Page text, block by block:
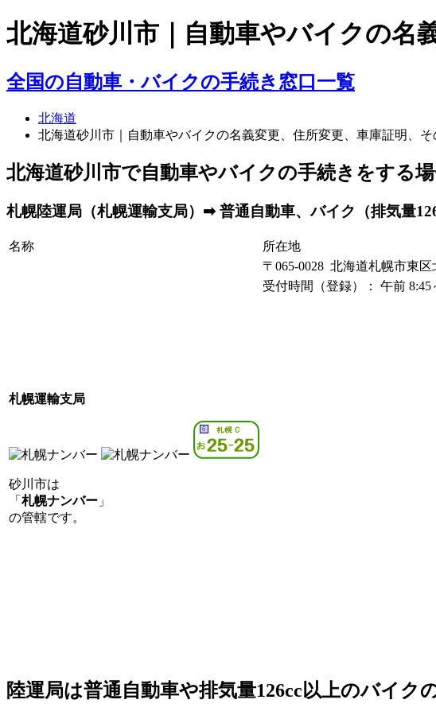
北海道砂川市｜自動車やバイクの名
全国の自動車・バイクの手続き窓口一覧
北海道
北海道砂川市｜自動車やバイクの名義変更、住所変更、車庫証明、そ
北海道砂川市で自動車やバイクの手続きをする場
札幌陸運局（札幌運輸支局）➡ 普通自動車、バイク（排気量
名称 所在地
札幌運輸支局
砂川市は
「 札幌ナンバー 」
の管轄です。
〒065-0028 北海道札幌市東区
受付時間（登録）： 午前
陸運局は普通自動車や排気量126cc以上のバイク